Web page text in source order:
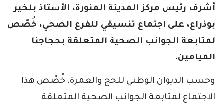
أشرف رئيس مركز المدينة المنورة، الأستاذ بلخير
بوذراع، على اجتماع تنسيقي للفرع الصحي، خُصّص
لمتابعة الجوانب الصحية المتعلقة بحجاجنا
الميامين.
وحسب الديوان الوطني للحج والعمرة، خُصّص هذا
الاجتماع لمتابعة الجوانب الصحية المتعلقة